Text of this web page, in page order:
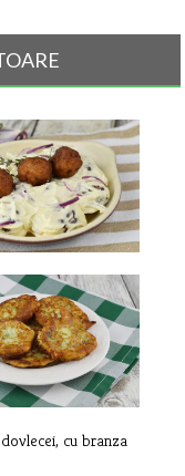
maioneza si ceapa
cu branza